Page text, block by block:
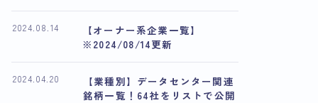
【オーナー系企業一覧】
※2024/08/14更新
2024.08.14
【業種別】データセンター関連
銘柄一覧！64社をリストで公開
2024.04.20